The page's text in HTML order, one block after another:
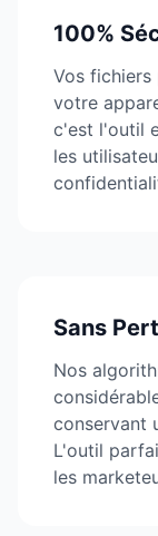
100%
Vos fichiers
votre
c'est l'outil
les
Sans
Nos
conservant
L'outil
les